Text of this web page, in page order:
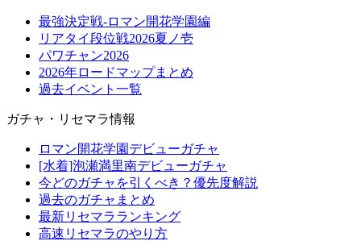
最強決定戦-ロマン開花学園編
リアタイ段位戦2026夏ノ壱
パワチャン2026
2026年ロードマップまとめ
過去イベント一覧
ガチャ・リセマラ情報
ロマン開花学園デビューガチャ
[水着]泡瀬満里南デビューガチャ
今どのガチャを引くべき？優先度解説
過去のガチャまとめ
最新リセマラランキング
高速リセマラのやり方